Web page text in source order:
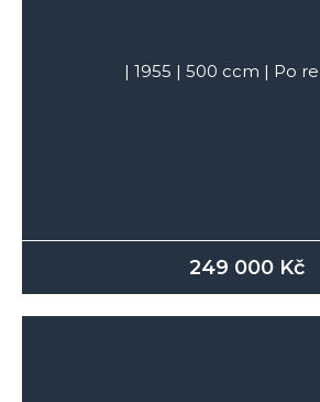
| 1955 | 500 ccm | Po
249 000Kč